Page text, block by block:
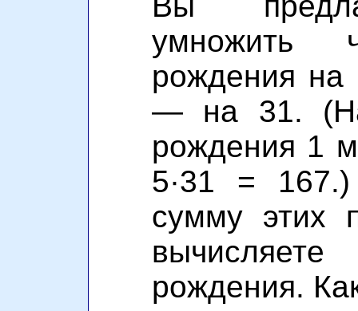
умножить
рождения
— на 31.
рождения 1
5·31 =
сумму этих
рождения.